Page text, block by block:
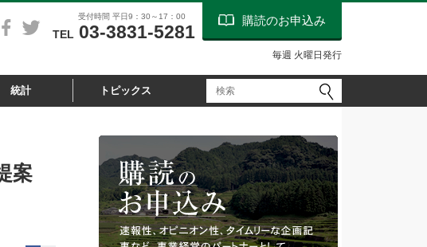
受付時間 平日9：30～17：00
TEL 03-3831-5281
購読のお申込み
毎週 火曜日発行
統計 トピックス
案